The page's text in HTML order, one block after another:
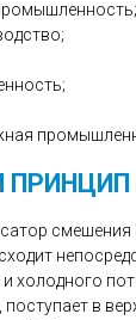
смешения
холодного
в